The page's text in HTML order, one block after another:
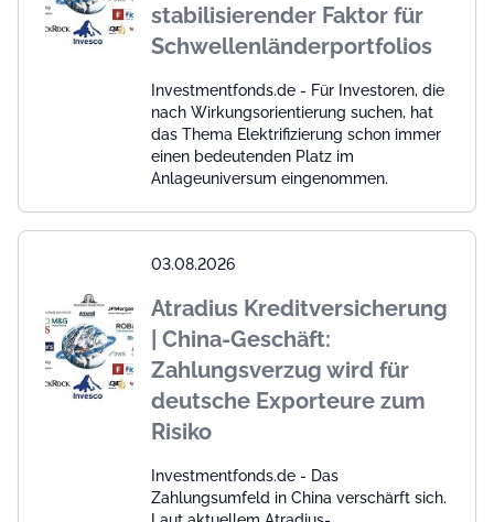
stabilisierender Faktor für
Schwellenländerportfolios
Investmentfonds.de - Für Investoren, die
nach Wirkungsorientierung suchen, hat
das Thema Elektrifizierung schon immer
einen bedeutenden Platz im
Anlageuniversum eingenommen.
03.08.2026
Atradius Kreditversicherung
| China-Geschäft:
Zahlungsverzug wird für
deutsche Exporteure zum
Risiko
Investmentfonds.de - Das
Zahlungsumfeld in China verschärft sich.